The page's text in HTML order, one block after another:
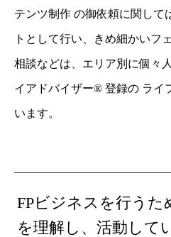
テンツ制作 の御依頼に関して
トとして行い、きめ細かいフ
相談などは、エリア別に個々
イアドバイザー® 登録の ライ
います。
FPビジネスを行うた
を理解し、活動して